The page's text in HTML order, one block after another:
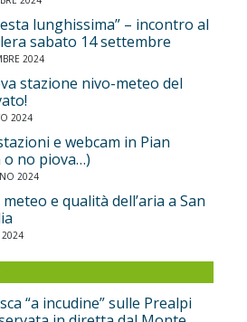
lunghissima” – incontro al
sabato 14 settembre
2024
stazione nivo-meteo del
2024
e webcam in Pian
o no piova…)
2024
e qualità dell’aria a San
2024
“a incudine” sulle Prealpi